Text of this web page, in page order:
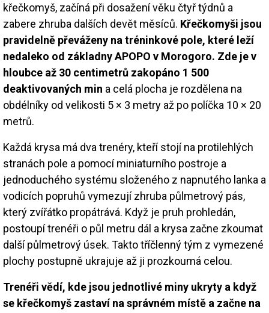
křečkomyš, začíná při dosažení věku čtyř týdnů a
zabere zhruba dalších devět měsíců. Křečkomyši jsou
pravidelně převáženy na tréninkové pole, které leží
nedaleko od základny APOPO v Morogoro. Zde je v
hloubce až 30 centimetrů zakopáno 1 500
deaktivovaných min a celá plocha je rozdělena na
obdélníky od velikosti 5 × 3 metry až po políčka 10 × 20
metrů.
Každá krysa má dva trenéry, kteří stojí na protilehlých
stranách pole a pomocí miniaturního postroje a
jednoduchého systému složeného z napnutého lanka a
vodicích popruhů vymezují zhruba půlmetrový pás,
který zvířátko propátrává. Když je pruh prohledán,
postoupí trenéři o půl metru dál a krysa začne zkoumat
další půlmetrový úsek. Takto tříčlenný tým z vymezené
plochy postupně ukrajuje až ji prozkoumá celou.
Trenéři vědí, kde jsou jednotlivé miny ukryty a když
se křečkomyš zastaví na správném místě a začne na